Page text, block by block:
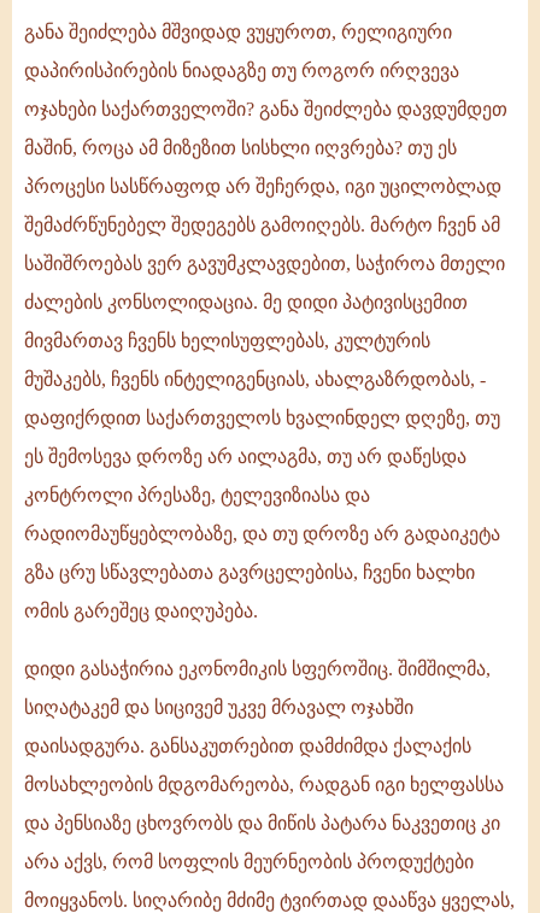
განა შეიძლება მშვიდად ვუყუროთ, რელიგიური
დაპირისპირების ნიადაგზე თუ როგორ ირღვევა
ოჯახები საქართველოში? განა შეიძლება დავდუმდეთ
მაშინ, როცა ამ მიზეზით სისხლი იღვრება? თუ ეს
პროცესი სასწრაფოდ არ შეჩერდა, იგი უცილობლად
შემაძრწუნებელ შედეგებს გამოიღებს. მარტო ჩვენ ამ
საშიშროებას ვერ გავუმკლავდებით, საჭიროა მთელი
ძალების კონსოლიდაცია. მე დიდი პატივისცემით
მივმართავ ჩვენს ხელისუფლებას, კულტურის
მუშაკებს, ჩვენს ინტელიგენციას, ახალგაზრდობას, -
დაფიქრდით საქართველოს ხვალინდელ დღეზე, თუ
ეს შემოსევა დროზე არ აილაგმა, თუ არ დაწესდა
კონტროლი პრესაზე, ტელევიზიასა და
რადიომაუწყებლობაზე, და თუ დროზე არ გადაიკეტა
გზა ცრუ სწავლებათა გავრცელებისა, ჩვენი ხალხი
ომის გარეშეც დაიღუპება.
დიდი გასაჭირია ეკონომიკის სფეროშიც. შიმშილმა,
სიღატაკემ და სიცივემ უკვე მრავალ ოჯახში
დაისადგურა. განსაკუთრებით დამძიმდა ქალაქის
მოსახლეობის მდგომარეობა, რადგან იგი ხელფასსა
და პენსიაზე ცხოვრობს და მიწის პატარა ნაკვეთიც კი
არა აქვს, რომ სოფლის მეურნეობის პროდუქტები
მოიყვანოს. სიღარიბე მძიმე ტვირთად დააწვა ყველას,